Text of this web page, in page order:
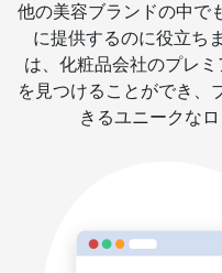
他の美容ブランドの中で
に提供するのに役立ち
は、化粧品会社のプレ
を見つけることができ、
きるユニークな